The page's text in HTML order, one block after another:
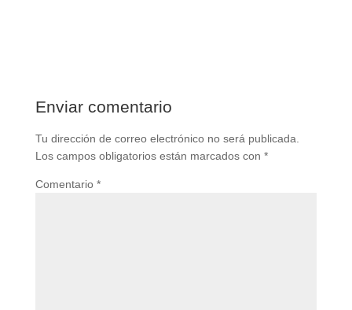
Enviar comentario
Tu dirección de correo electrónico no será publicada.
Los campos obligatorios están marcados con *
Comentario *